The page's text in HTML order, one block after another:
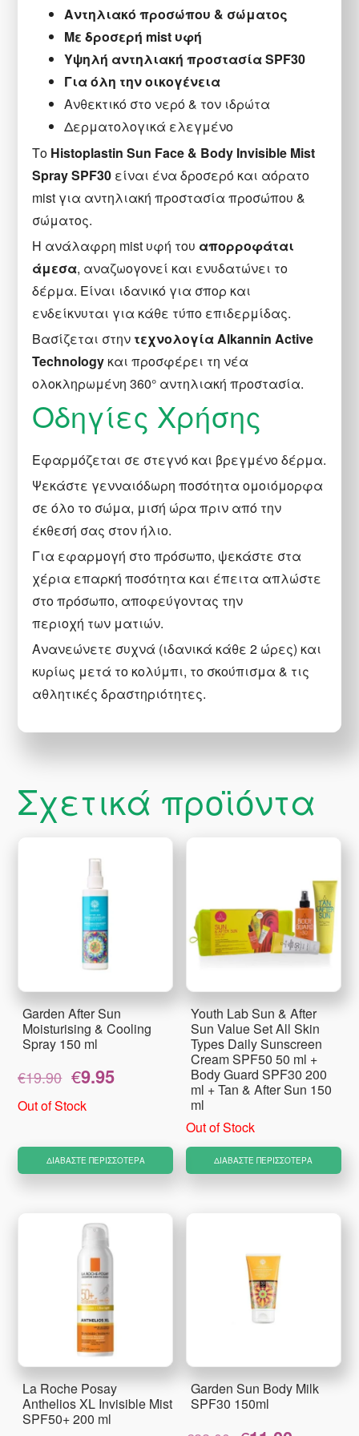
Αντηλιακό προσώπου & σώματος
Με δροσερή mist υφή
Υψηλή αντηλιακή προστασία SPF30
Για όλη την οικογένεια
Ανθεκτικό στο νερό & τον ιδρώτα
Δερματολογικά ελεγμένο
Το Histoplastin Sun Face & Body Invisible Mist
Spray SPF30 είναι ένα δροσερό και αόρατο
mist για αντηλιακή προστασία προσώπου &
σώματος.
Η ανάλαφρη mist υφή του απορροφάται
άμεσα, αναζωογονεί και ενυδατώνει το
δέρμα. Είναι ιδανικό για σπορ και
ενδείκνυται για κάθε τύπο επιδερμίδας.
Βασίζεται στην τεχνολογία Alkannin Active
Technology και προσφέρει τη νέα
ολοκληρωμένη 360° αντηλιακή προστασία.
Οδηγίες Χρήσης
Εφαρμόζεται σε στεγνό και βρεγμένο δέρμα.
Ψεκάστε γενναιόδωρη ποσότητα ομοιόμορφα
σε όλο το σώμα, μισή ώρα πριν από την
έκθεσή σας στον ήλιο.
Για εφαρμογή στο πρόσωπο, ψεκάστε στα
χέρια επαρκή ποσότητα και έπειτα απλώστε
στο πρόσωπο, αποφεύγοντας την
περιοχή των ματιών.
Ανανεώνετε συχνά (ιδανικά κάθε 2 ώρες) και
κυρίως μετά το κολύμπι, το σκούπισμα & τις
αθλητικές δραστηριότητες.
Σχετικά προϊόντα
Garden After Sun
Moisturising & Cooling
Spray 150 ml
€19.90
Original
price
was:
€9.95
Out of Stock
ΔΙΑΒΆΣΤΕ ΠΕΡΙΣΣΌΤΕΡΑ
Youth Lab Sun & After
Sun Value Set All Skin
Types Daily Sunscreen
Cream SPF50 50 ml +
Body Guard SPF30 200
ml + Tan & After Sun 150
ml
Out of Stock
ΔΙΑΒΆΣΤΕ ΠΕΡΙΣΣΌΤΕΡΑ
La Roche Posay
Anthelios XL Invisible Mist
SPF50+ 200 ml
Garden Sun Body Milk
SPF30 150ml
Original